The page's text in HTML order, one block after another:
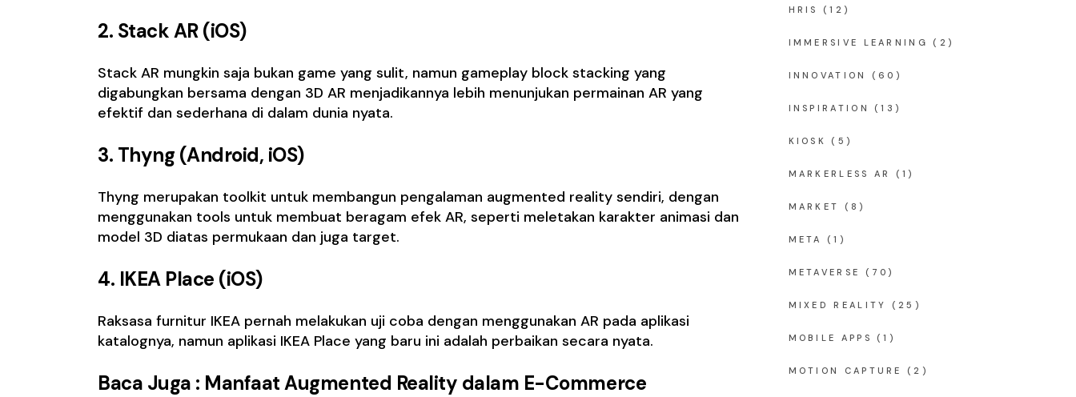
2. Stack AR (iOS)
Stack AR mungkin saja bukan game yang sulit, namun gameplay block stacking yang
digabungkan bersama dengan 3D AR menjadikannya lebih menunjukan permainan AR yang
efektif dan sederhana di dalam dunia nyata.
3. Thyng (Android, iOS)
Thyng merupakan toolkit untuk membangun pengalaman augmented reality sendiri, dengan
menggunakan tools untuk membuat beragam efek AR, seperti meletakan karakter animasi dan
model 3D diatas permukaan dan juga target.
4. IKEA Place (iOS)
Raksasa furnitur IKEA pernah melakukan uji coba dengan menggunakan AR pada aplikasi
katalognya, namun aplikasi IKEA Place yang baru ini adalah perbaikan secara nyata.
Baca Juga : Manfaat Augmented Reality dalam E-Commerce
HRIS (12)
IMMERSIVE LEARNING (2)
INNOVATION (60)
INSPIRATION (13)
KIOSK (5)
MARKERLESS AR (1)
MARKET (8)
META (1)
METAVERSE (70)
MIXED REALITY (25)
MOBILE APPS (1)
MOTION CAPTURE (2)